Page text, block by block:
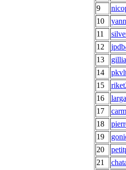
9
10
11
12
13
14
15
16
17
18
19
20
21